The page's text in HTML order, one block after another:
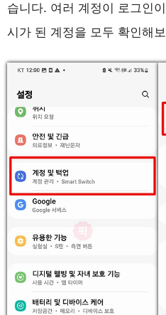
습니다. 여러 계정이 로그인
시가 된 계정을 모두 확인해